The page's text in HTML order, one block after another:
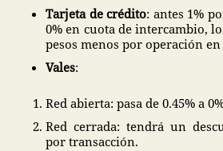
Tarjeta de crédito: antes 1%
0% en cuota de intercambio,
pesos menos por operación
Vales:
Red abierta: pasa de 0.45% a
Red cerrada: tendrá un
por transacción.